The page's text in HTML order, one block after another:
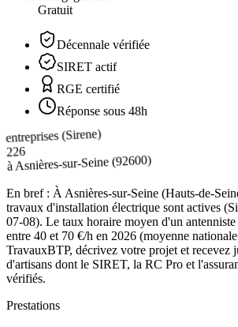
Gratuit
Décennale vérifiée
SIRET actif
RGE certifié
Réponse sous 48h
entreprises (Sirene)
226
àAsnières-sur-Seine(92600)
En bref : À Asnières-sur-Seine (Hauts-de-
travaux d'installation électrique sont actives
07-08). Le taux horaire moyen d'un antenniste
entre 40 et 70 €/h en 2026 (moyenne
TravauxBTP, décrivez votre projet et recevez
d'artisans dont le SIRET, la RC Pro et
vérifiés.
Prestations